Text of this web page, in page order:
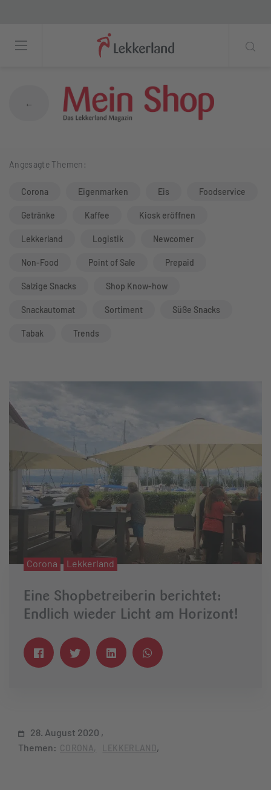
←
Angesagte Themen:
Corona Eigenmarken Eis Foodservice
Getränke Kaffee Kiosk eröffnen
Lekkerland Logistik Newcomer
Non-Food Point of Sale Prepaid
Salzige Snacks Shop Know-how
Snackautomat Sortiment Süße Snacks
Tabak Trends
Corona Lekkerland
Eine Shopbetreiberin berichtet:
Endlich wieder Licht am Horizont!
28. August 2020
Themen: CORONA LEKKERLAND